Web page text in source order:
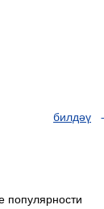
билдәү
популярности